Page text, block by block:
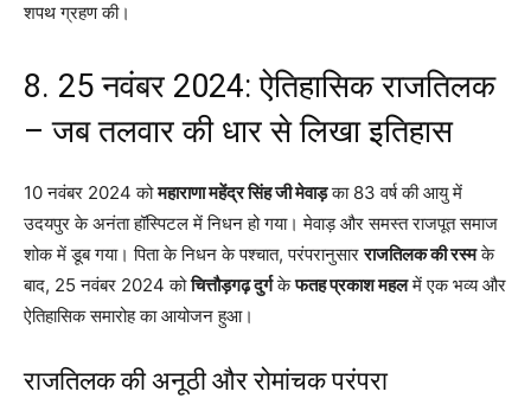
शपथ ग्रहण की।
8. 25 नवंबर 2024: ऐतिहासिक राजतिलक
– जब तलवार की धार से लिखा इतिहास
10 नवंबर 2024 कोमहाराणा महेंद्र सिंह जी मेवाड़का 83 वर्ष की आयु में
उदयपुर के अनंता हॉस्पिटल में निधन हो गया। मेवाड़ और समस्त राजपूत समाज
शोक में डूब गया। पिता के निधन के पश्चात, परंपरानुसारराजतिलक की रस्मके
बाद, 25 नवंबर 2024 कोचित्तौड़गढ़ दुर्गकेफतह प्रकाश महलमें एक भव्य और
ऐतिहासिक समारोह का आयोजन हुआ।
राजतिलक की अनूठी और रोमांचक परंपरा